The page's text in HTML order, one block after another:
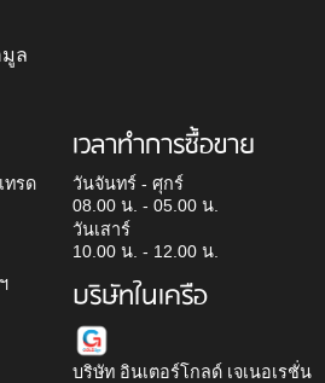
ล
ทรด
เวลาทำการซื้อขาย
วันจันทร์ - ศุกร์
08.00 น. - 05.00 น.
วันเสาร์
10.00 น. - 12.00 น.
บริษัทในเครือ
บริษัท อินเตอร์โกลด์ เจเนอเรชั่น